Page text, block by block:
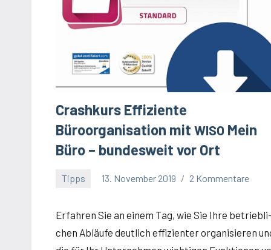
Crashkurs Effiziente
Büroorganisation mit WISO Mein
Büro – bundesweit vor Ort
Tipps 13. November 2019
Winfried
2 Kommentare
Erfah­ren Sie an einem Tag, wie Sie Ihre betrieb­li­
chen Abläu­fe deut­lich effi­zi­en­ter orga­ni­sie­ren